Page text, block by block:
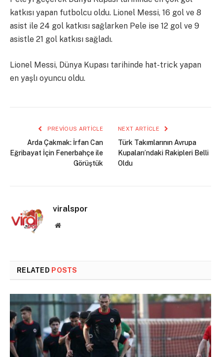
katkısı yapan futbolcu oldu. Lionel Messi, 16 gol ve 8
asist ile 24 gol katkısı sağlarken Pele ise 12 gol ve 9
asistle 21 gol katkısı sağladı.
Lionel Messi, Dünya Kupası tarihinde hat-trick yapan
en yaşlı oyuncu oldu.
PREVIOUS ARTICLE
Arda Çakmak: İrfan Can
Eğribayat İçin Fenerbahçe ile
Görüştük
NEXT ARTICLE
Türk Takımlarının Avrupa
Kupaları’ndaki Rakipleri Belli
Oldu
viralspor
Website
RELATED POSTS